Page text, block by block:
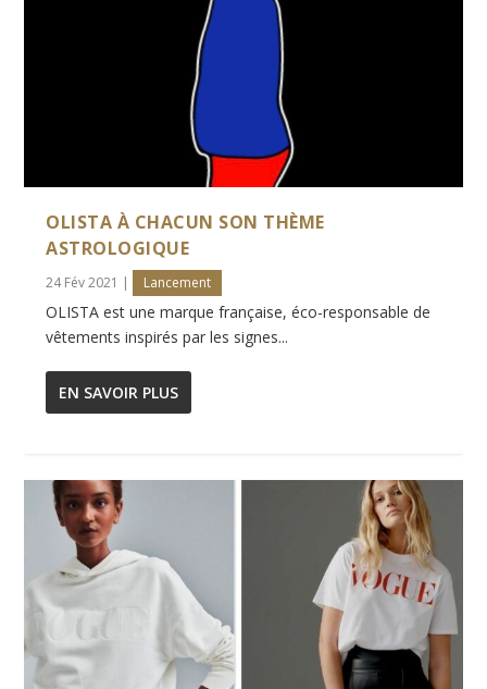
OLISTA À CHACUN SON THÈME
ASTROLOGIQUE
24 Fév 2021 | Lancement
OLISTA est une marque française, éco-responsable de
vêtements inspirés par les signes...
EN SAVOIR PLUS